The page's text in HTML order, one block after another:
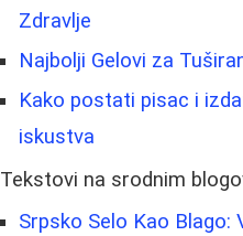
Zdravlje
Najbolji Gelovi za
Kako postati pisac i
iskustva
Tekstovi na srodnim
Srpsko Selo Kao Blago: